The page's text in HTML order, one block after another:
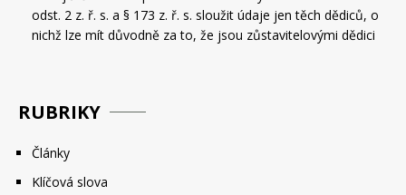
odst. 2 z. ř. s. a § 173 z. ř. s. sloužit údaje jen těch dědiců, o
nichž lze mít důvodně za to, že jsou zůstavitelovými dědici
RUBRIKY
Články
Klíčová slova